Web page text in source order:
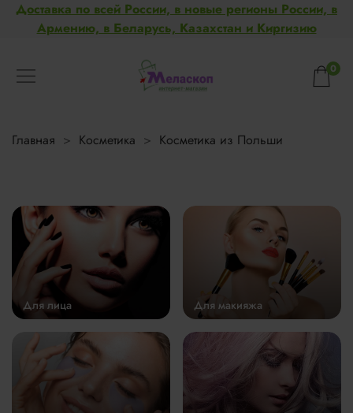
Доставка по всей России, в новые регионы России, в
Армению, в Беларусь, Казахстан и Киргизию
0
Главная Косметика Косметика из Польши
Для лица Для макияжа